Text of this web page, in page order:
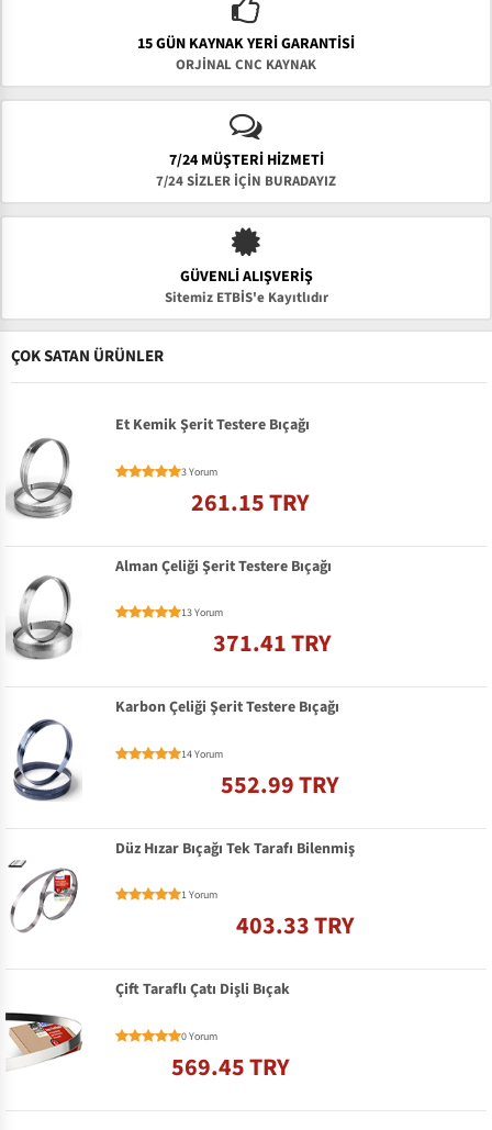
15 GÜN KAYNAK YERI GARANTISI
ORJİNAL CNC KAYNAK
7/24 MÜŞTERİ HİZMETİ
7/24 SİZLER İÇİN BURADAYIZ
GÜVENLI ALIŞVERIŞ
Sitemiz ETBİS'e Kayıtlıdır
ÇOK SATAN ÜRÜNLER
Et Kemik Şerit Testere Bıçağı
3 Yorum
261.15 TRY
Alman Çeliği Şerit Testere Bıçağı
13 Yorum
371.41 TRY
Karbon Çeliği Şerit Testere Bıçağı
14 Yorum
552.99 TRY
Düz Hızar Bıçağı Tek Tarafı Bilenmiş
1 Yorum
403.33 TRY
Çift Taraflı Çatı Dişli Bıçak
0 Yorum
569.45 TRY